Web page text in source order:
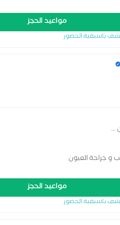
مواعيد الحجز
باسبقية الحضور
...
و جراحة العيون
مواعيد الحجز
باسبقية الحضور